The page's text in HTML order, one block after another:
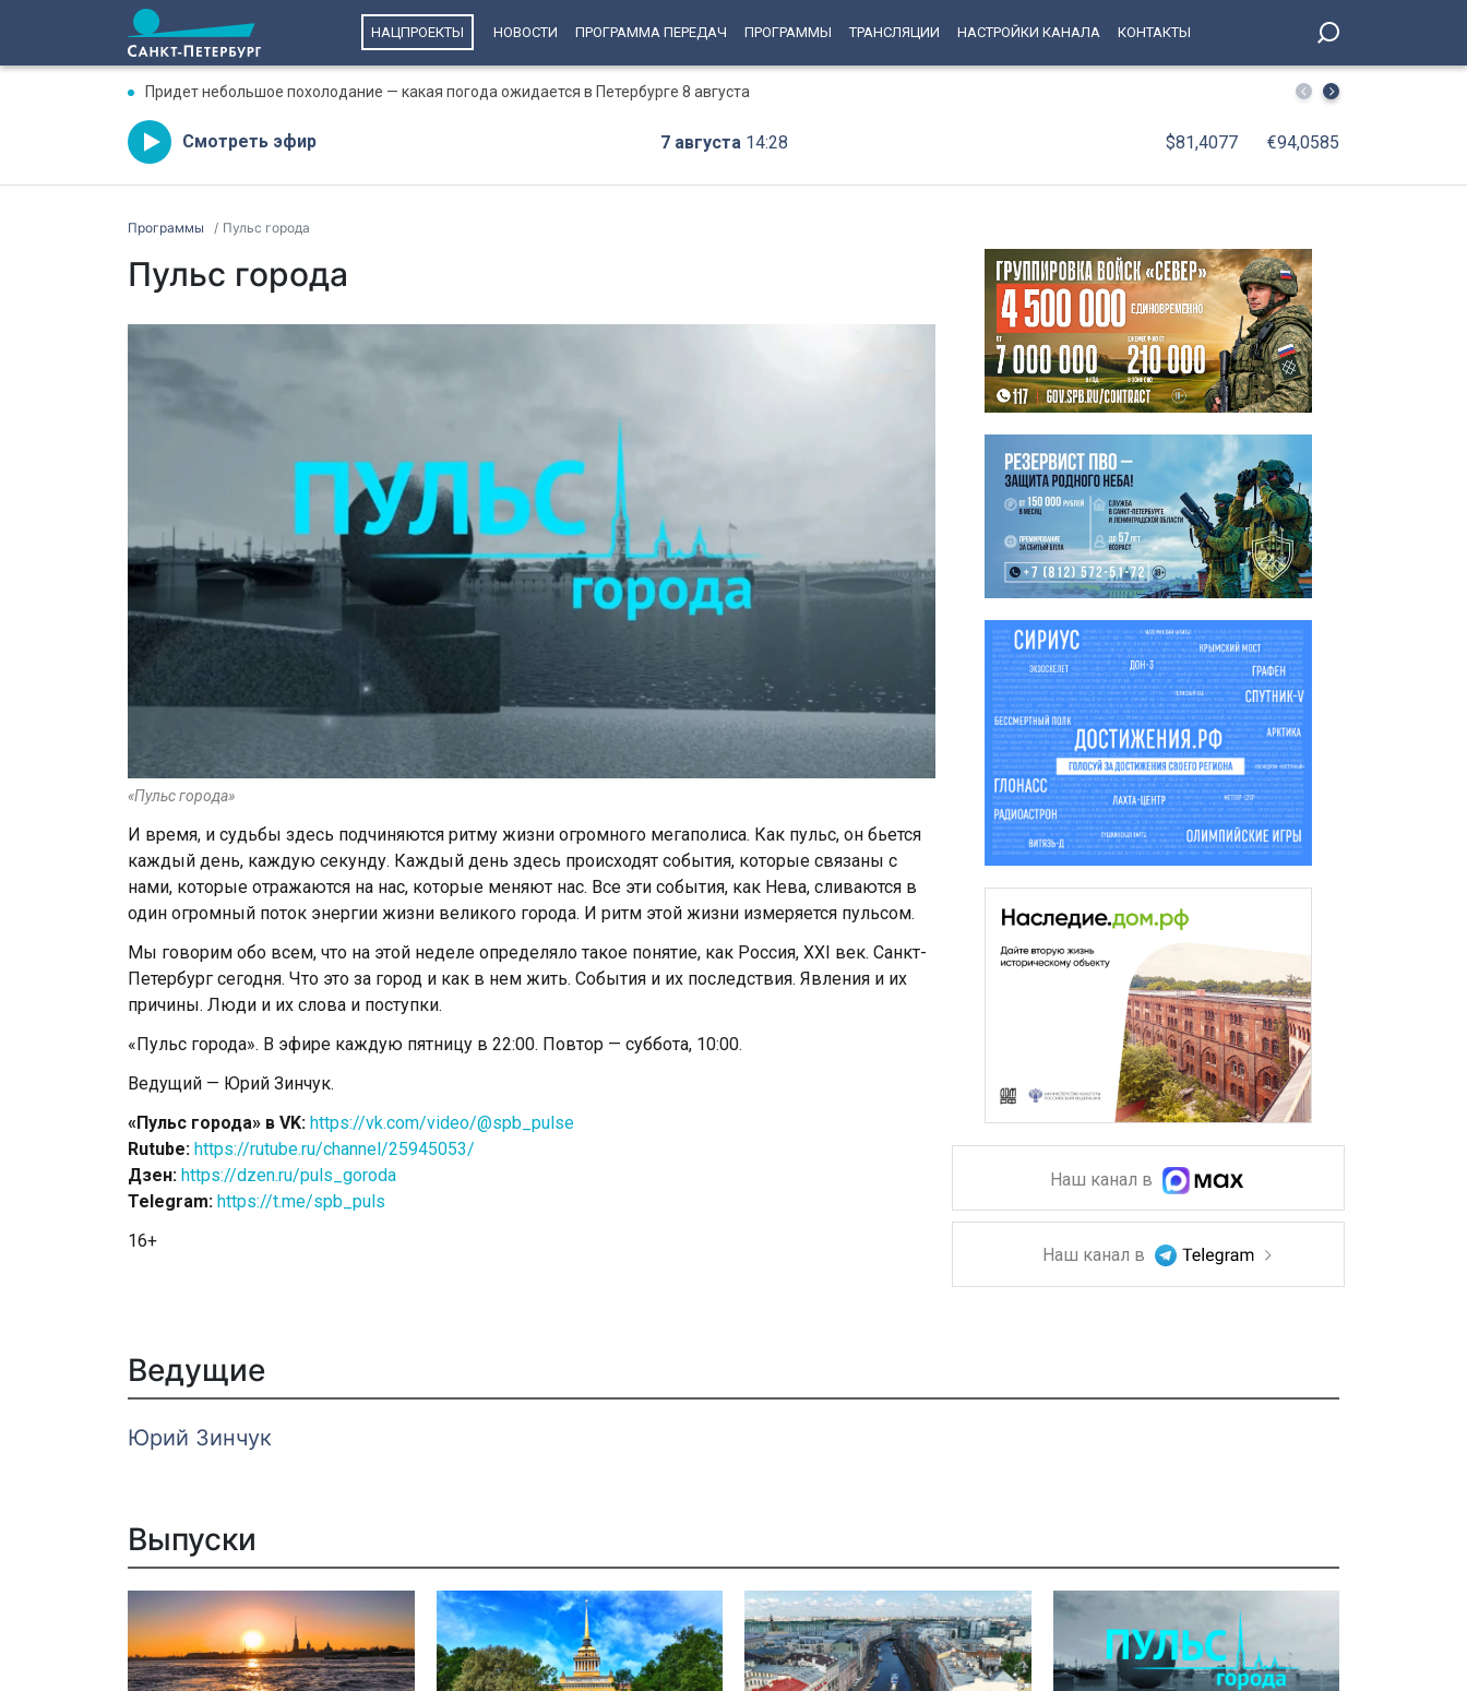
НАЦПРОЕКТЫ НОВОСТИ ПРОГРАММА ПЕРЕДАЧ ПРОГРАММЫ ТРАНСЛЯЦИИ НАСТРОЙКИ КАНАЛА КОНТАКТЫ
Придет небольшое похолодание — какая погода ожидается в Петербурге 8 августа Сергей Семак о предстоящем матче с «Родиной»: Мы
Смотреть эфир 7 августа 14:28 $81,4077 €94,0585
Программы Пульс города
Пульс города
«Пульс города»
И время, и судьбы здесь подчиняются ритму жизни огромного мегаполиса. Как пульс, он бьется
каждый день, каждую секунду. Каждый день здесь происходят события, которые связаны с
нами, которые отражаются на нас, которые меняют нас. Все эти события, как Нева, сливаются в
один огромный поток энергии жизни великого города. И ритм этой жизни измеряется пульсом.
Мы говорим обо всем, что на этой неделе определяло такое понятие, как Россия, XXI век. Санкт-
Петербург сегодня. Что это за город и как в нем жить. События и их последствия. Явления и их
причины. Люди и их слова и поступки.
«Пульс города». В эфире каждую пятницу в 22:00. Повтор — суббота, 10:00.
Ведущий — Юрий Зинчук.
«Пульс города» в VK: https://vk.com/video/@spb_pulse
Rutube: https://rutube.ru/channel/25945053/
Дзен: https://dzen.ru/puls_goroda
Telegram: https://t.me/spb_puls
16+
Наш канал в
Наш канал в
Ведущие
Юрий Зинчук
Выпуски